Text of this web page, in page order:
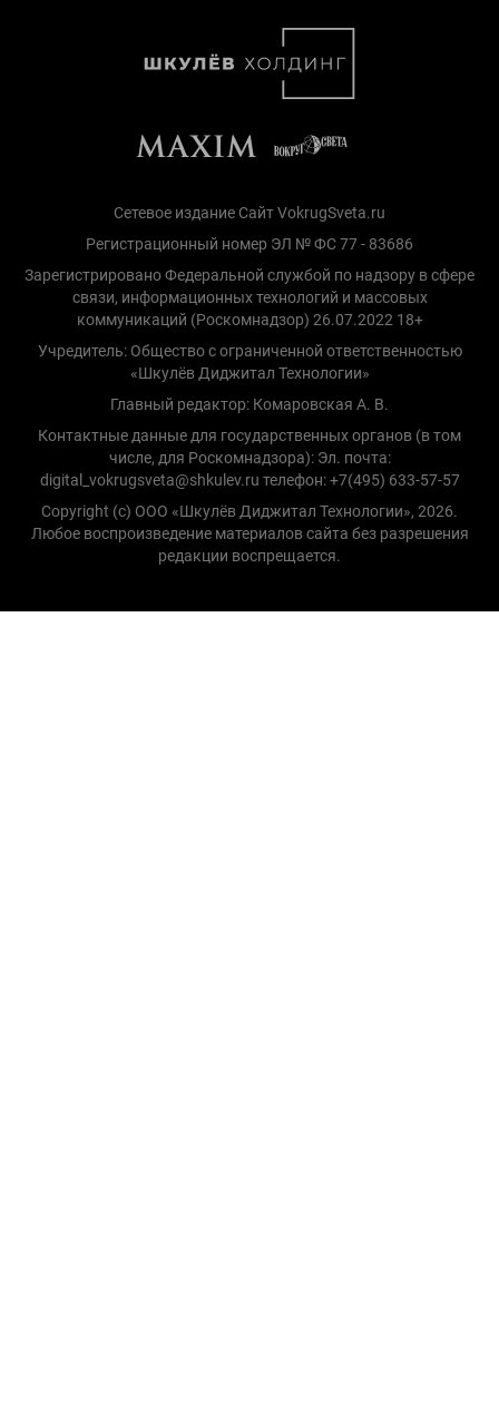
Сетевое издание Сайт VokrugSveta.ru
Регистрационный номер ЭЛ № ФС 77 - 83686
Зарегистрировано Федеральной службой по надзору в сфере
связи, информационных технологий и массовых
коммуникаций (Роскомнадзор) 26.07.2022 18+
Учредитель: Общество с ограниченной ответственностью
«Шкулёв Диджитал Технологии»
Главный редактор: Комаровская А. В.
Контактные данные для государственных органов (в том
числе, для Роскомнадзора): Эл. почта:
digital_vokrugsveta@shkulev.ru телефон: +7(495) 633-57-57
Copyright (с) ООО «Шкулёв Диджитал Технологии», 2026.
Любое воспроизведение материалов сайта без разрешения
редакции воспрещается.